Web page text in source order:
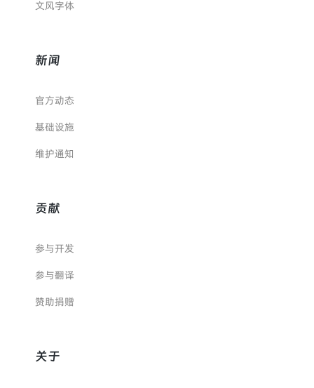
文风字体
新闻
官方动态
基础设施
维护通知
贡献
参与开发
参与翻译
赞助捐赠
关于